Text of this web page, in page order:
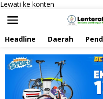
Lewati ke konten
Headline Daerah